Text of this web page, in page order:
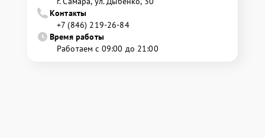
Контакты
+7 (846) 219-26-84
Время работы
Работаем с 09:00 до 21:00